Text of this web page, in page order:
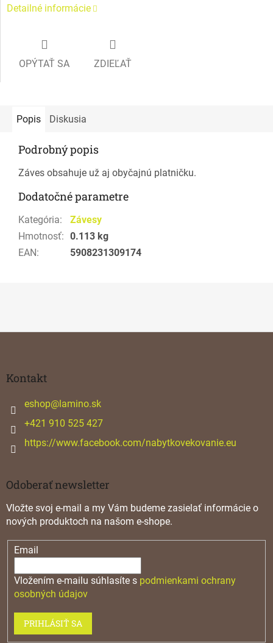
Detailné informácie
OPÝTAŤ SA ZDIEĽAŤ
Popis Diskusia
Podrobný popis
Záves obsahuje už aj obyčajnú platničku.
Dodatočné parametre
Kategória:
Závesy
Hmotnosť: 0.113 kg
EAN: 5908231309174
Kontakt
eshop@lamino.sk
+421 910 525 427
https://www.facebook.com/nabytkovekovanie.eu
Odoberať newsletter
Vložte svoj e-mail a my Vám budeme zasielať informácie o
nových produktoch na našom e-shope.
Email
Vložením e-mailu súhlasíte s podmienkami ochrany
osobných údajov
PRIHLÁSIŤ SA